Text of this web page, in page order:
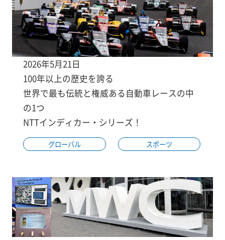
2026年5月21日
100年以上の歴史を誇る
世界で最も伝統と権威ある自動車レースの中
の1つ
NTTインディカー・シリーズ！
グローバル スポーツ